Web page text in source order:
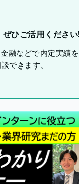
ひご活用くださ
融などで内定実績
できます。